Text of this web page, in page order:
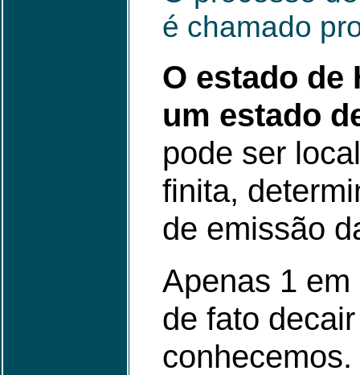
é chamado
O estado de
um estado
pode ser
finita,
de emissão
Apenas 1
de fato
conhecemos.